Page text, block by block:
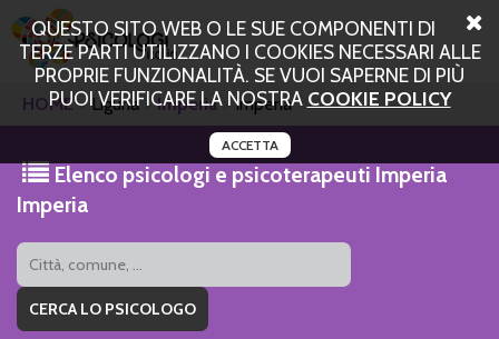
QUESTO SITO WEB O LE SUE COMPONENTI DI
TERZE PARTI UTILIZZANO I COOKIES NECESSARI ALLE
PROPRIE FUNZIONALITÀ. SE VUOI SAPERNE DI PIÙ
PUOI VERIFICARE LA NOSTRA COOKIE POLICY
ACCETTA
HOME Liguria Imperia Imperia
Elenco psicologi e psicoterapeuti Imperia
Imperia